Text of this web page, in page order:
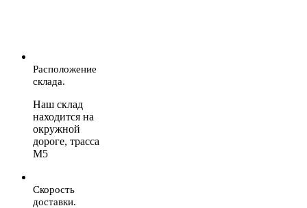
Расположение
склада.
Наш склад
находится на
окружной
дороге, трасса
М5
Скорость
доставки.